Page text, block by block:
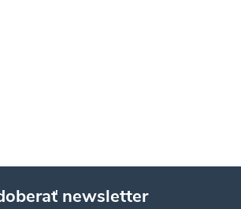
newsletter